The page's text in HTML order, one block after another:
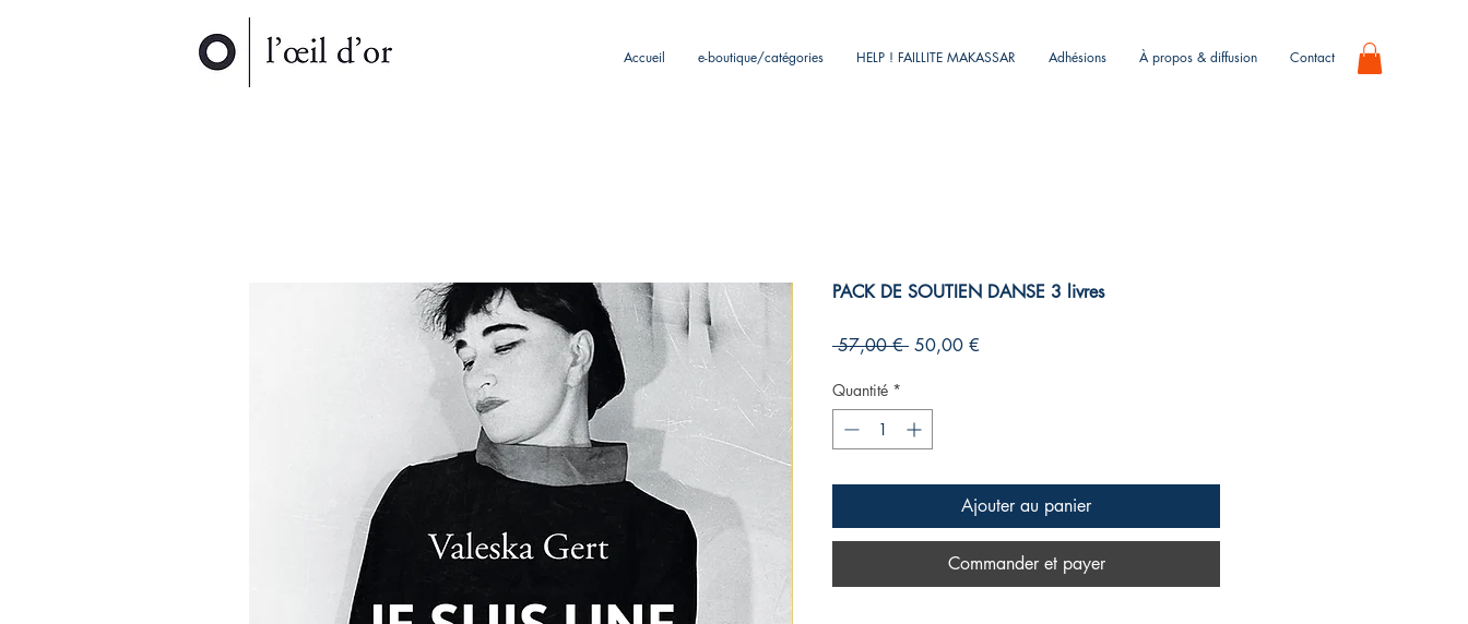
Accueil e-boutique/catégories HELP ! FAILLITE MAKASSAR Adhésions À propos & diffusion Contact
PACK DE SOUTIEN DANSE 3 livres
57,00 € Prix
50,00 €
Quantité *
Ajouter au panier
Commander et payer